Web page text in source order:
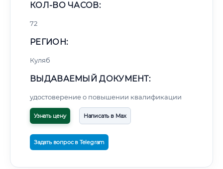
КОЛ-ВО ЧАСОВ:
72
РЕГИОН:
Куляб
ВЫДАВАЕМЫЙ ДОКУМЕНТ:
удостоверение о повышении квалификации
Узнать цену Написать в Max
Задать вопрос в Telegram